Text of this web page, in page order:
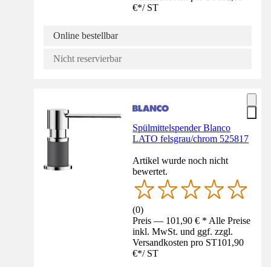
€*/ ST
Online bestellbar
Nicht reservierbar
Spülmittelspender Blanco
LATO felsgrau/chrom 525817
Artikel wurde noch nicht
bewertet.
(0)
Preis — 101,90 € * Alle Preise
inkl. MwSt. und ggf. zzgl.
Versandkosten pro ST101,90
€*/ ST